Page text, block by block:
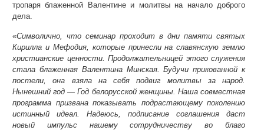
тропаря блаженной Валентине и молитвы на начало доброго
дела.
«Символично, что семинар проходит в дни памяти святых
Кирилла и Мефодия, которые принесли на славянскую землю
христианские ценности. Продолжательницей этого служения
стала блаженная Валентина Минская. Будучи прикованной к
постели, она взяла на себя подвиг молитвы за народ.
Нынешний год — Год белорусской женщины. Наша совместная
программа призвана показывать подрастающему поколению
истинный идеал. Надеюсь, подписание соглашения даст
новый импульс нашему сотрудничеству во благо